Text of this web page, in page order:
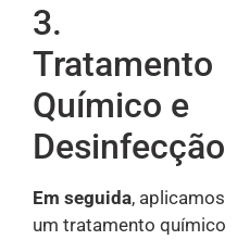
3.
Tratamento
Químico e
Desinfecção
Em seguida, aplicamos
um tratamento químico